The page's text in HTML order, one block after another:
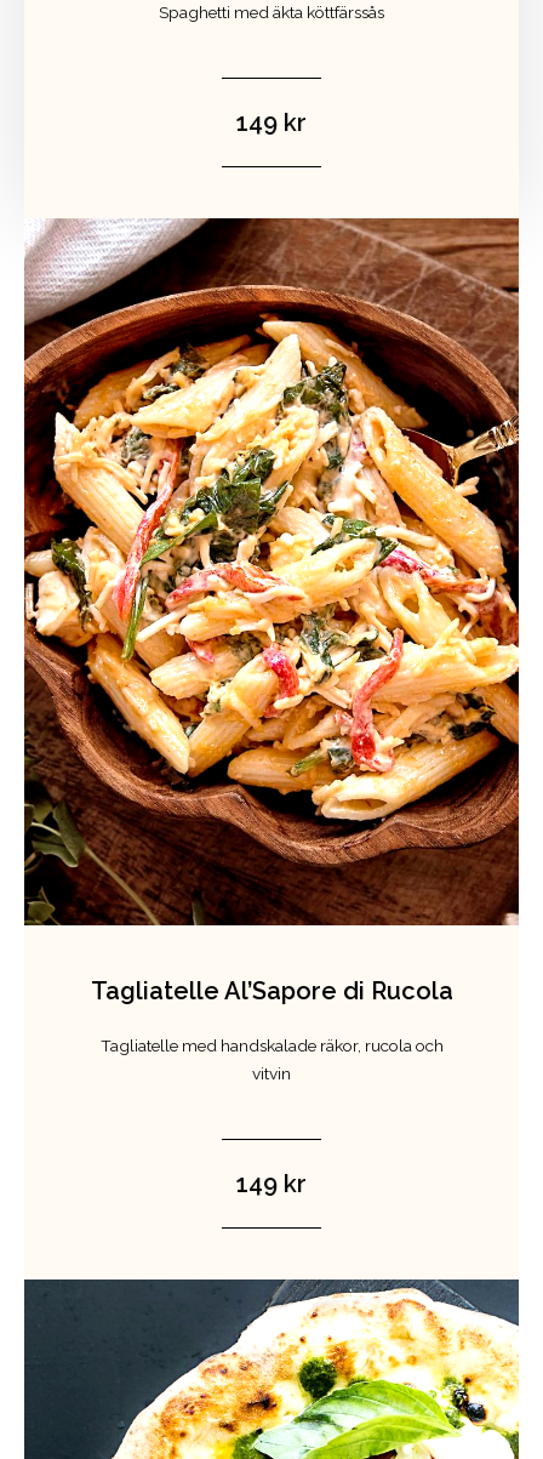
Spaghetti med äkta köttfärssås
149 kr
Tagliatelle Al’Sapore di Rucola
Tagliatelle med handskalade räkor, rucola och
vitvin
149 kr